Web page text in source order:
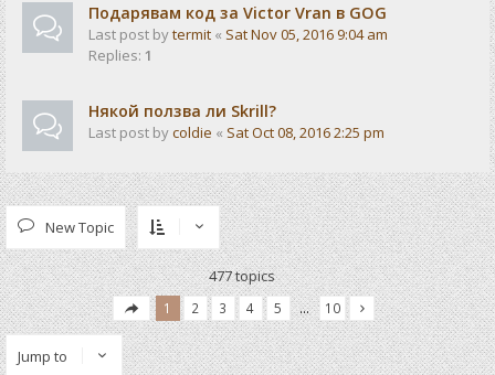
Подарявам код за Victor Vran в GOG
Last post bytermit « Sat Nov 05, 2016 9:04 am
Replies: 1
Някой ползва ли Skrill?
Last post bycoldie « Sat Oct 08, 2016 2:25 pm
New Topic
477 topics
1 2 3 4 5 … 10
Jump to